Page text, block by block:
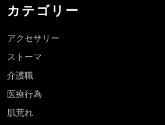
カテゴリー
アクセサリー
ストーマ
介護職
医療行為
肌荒れ